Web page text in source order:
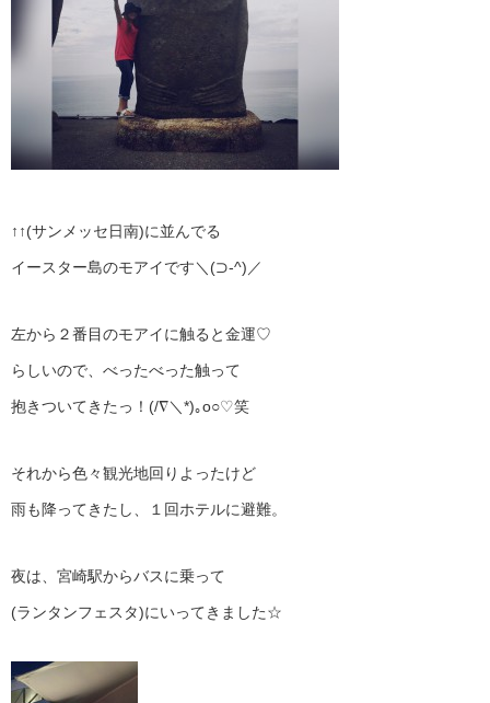
↑↑(サンメッセ日南)に並んでる
イースター島のモアイです＼(⊃‐^)／
左から２番目のモアイに触ると金運♡
らしいので、べったべった触って
抱きついてきたっ！(/∇＼*)｡o○♡笑
それから色々観光地回りよったけど
雨も降ってきたし、１回ホテルに避難。
夜は、宮崎駅からバスに乗って
(ランタンフェスタ)にいってきました☆